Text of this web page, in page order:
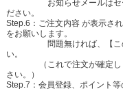
お知らせメールはセール
ださい。
Step.6：ご注文内容 が表示さ
をお願いします。
問題無ければ、【この内
い。
（これで注文が確定しま
さい。）
Step.7：会員登録、ポイント等